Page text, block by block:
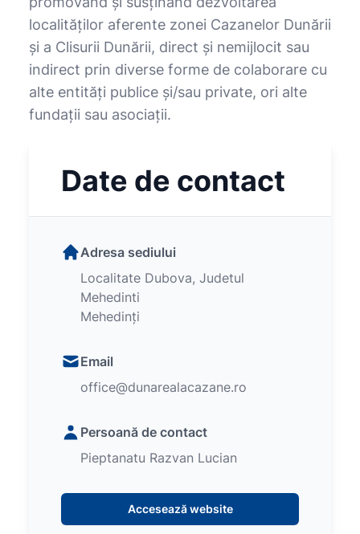
localităţilor aferente zonei Cazanelor Dunării
şi a Clisurii Dunării, direct şi nemijlocit sau
indirect prin diverse forme de colaborare cu
alte entităţi publice şi/sau private, ori alte
fundaţii sau asociaţii.
Date de contact
Adresa sediului
Localitate Dubova, Judetul
Mehedinti
Mehedinți
Email
office@dunarealacazane.ro
Persoană de contact
Pieptanatu Razvan Lucian
Accesează website